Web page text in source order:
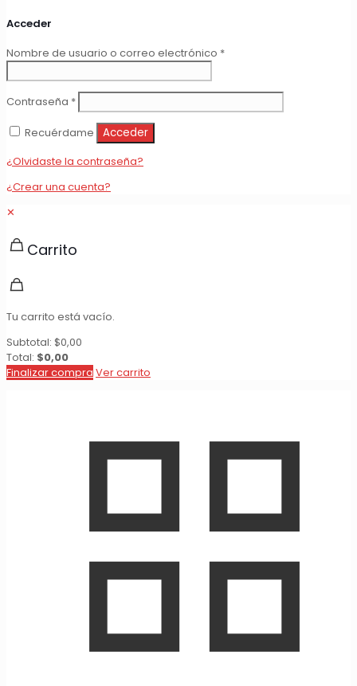
Acceder
Nombre de usuario o correo electrónico *Obligatorio
Contraseña *Obligatorio
Recuérdame
Acceder
¿Olvidaste la contraseña?
¿Crear una cuenta?
✕
Carrito
Tu carrito está vacío.
Subtotal: $0,00
Total: $0,00
Finalizar compra Ver carrito